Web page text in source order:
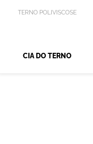
TERNO POLIVISCOSE
CIA DO TERNO